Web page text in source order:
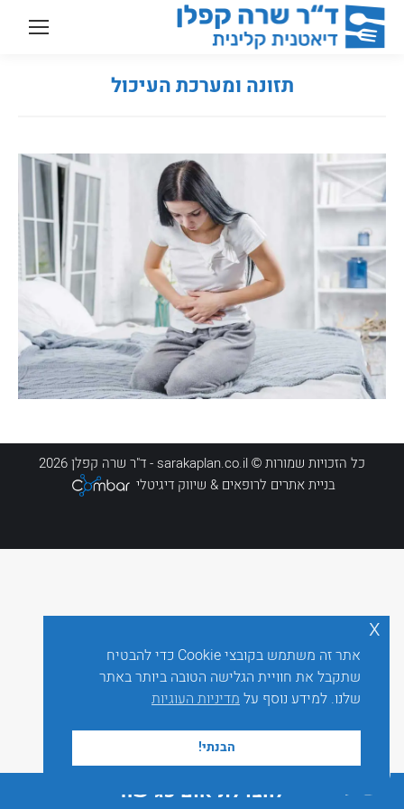
תזונה ומערכת העיכול
כל הזכויות שמורות © sarakaplan.co.il - ד"ר שרה קפלן 2026
בניית אתרים לרופאים & שיווק דיגיטלי
לחצו לתיאום פגישה
אתר זה משתמש בקובצי Cookie כדי להבטיח
שתקבל את חוויית הגלישה הטובה ביותר באתר
שלנו. למידע נוסף עלמדיניות העוגיות
הבנתי!
x